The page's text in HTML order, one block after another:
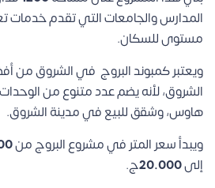
المدارس والجامعات التي تقدم خدمات
مستوى للسكان.
ويعتبر كمبوند البروج في الشروق من
الشروق، لأنه يضم عدد متنوع من
هاوس، وشقق للبيع في مدينة الشروق.
ويبدأ سعر المتر في مشروع البروج من
إلى20.000ج.